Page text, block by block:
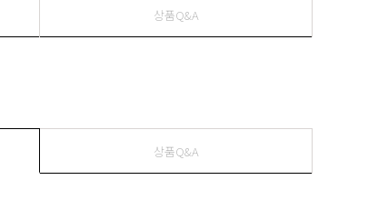
상품Q&A
상품Q&A